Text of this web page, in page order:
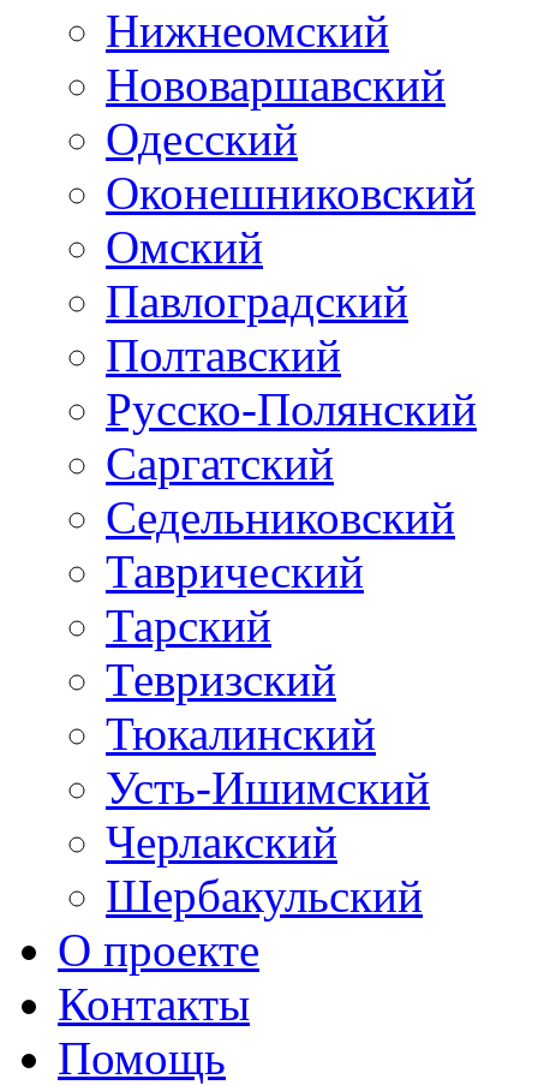
Нижнеомский
Нововаршавский
Одесский
Оконешниковский
Омский
Павлоградский
Полтавский
Русско-Полянский
Саргатский
Седельниковский
Таврический
Тарский
Тевризский
Тюкалинский
Усть-Ишимский
Черлакский
Шербакульский
О проекте
Контакты
Помощь